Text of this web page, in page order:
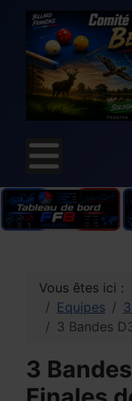
Vous êtes ici :
Equipes
3 Bandes
3